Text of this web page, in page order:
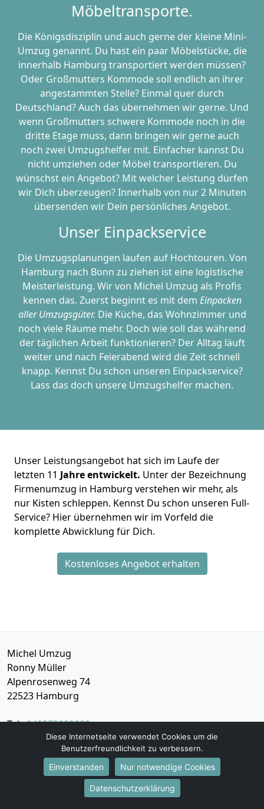
Möbeltransporte.
Die Königsdisziplin und auch gerne der kleine Mini-
Umzug genannt. Du hast ein paar Möbelstücke, die
innerhalb Hamburg transportiert werden müssen?
Oder Großmutters Kommode soll endlich an ihrer
angestammten Stelle? Einmal quer durch
Deutschland? Auch das übernehmen wir gerne. Und
wenn Großmutters schwere Kommode noch in die
dritte Etage muss, dann bringen wir gerne auch
noch zwei Umzugshelfer mit. Einfacher kannst Du
nicht umziehen oder Möbel transportieren. Du
wünschst ein Angebot? Mit welcher Leistung dürfen
wir Dich überzeugen? Innerhalb von nur 2 Minuten
übersenden wir Dein persönliches Angebot.
Unser Einpackservice
Die Umzugsplanungen laufen auf Hochtouren. Von
Hamburg nach Bonn zu ziehen ist eine logistische
Meisterleistung. Wir von Michel Umzug als Profis
kennen das. Zuerst beginnt es mit dem Einpacken
aller Umzugsgüter. Die Küche, das Wohnzimmer und
noch viele Räume mehr. Doch wie soll das während
der täglichen Arbeit funktionieren? Der Alltag läuft
weiter und nach Feierabend wird die Zeit schnell
knapp. Kennst Du schon unseren Einpackservice?
Lass das doch unsere Umzugshelfer machen.
Unser Leistungsangebot hat sich im Laufe der
letzten 11 Jahre entwickelt. Unter der Bezeichnung
Firmenumzug in Hamburg verstehen wir mehr, als
nur Kisten schleppen. Kennst Du schon unseren Full-
Service? Hier übernehmen wir im Vorfeld die
komplette Abwicklung für Dich.
Kostenloses Angebot erhalten
Michel Umzug
Ronny Müller
Alpenrosenweg 74
22523 Hamburg
Tel.:040573092880
info@michel-umzug.de
Öffnungszeiten:Mo - Sa: 09:00 - 18:00 Uhr
Diese Internetseite verwendet Cookies um die
Benutzerfreundlichkeit zu verbessern.
Einverstanden Nur notwendige Cookies
Datenschutzerklärung